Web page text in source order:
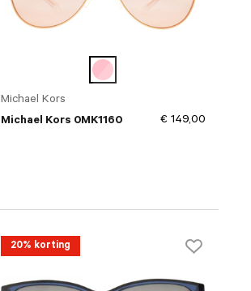
Michael Kors
Michael Kors 0MK1160
€ 149,00
20% korting